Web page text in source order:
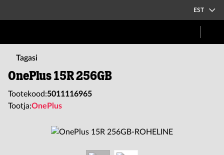
EST
Tagasi
OnePlus 15R 256GB
Tootekood:5011116965
Tootja:OnePlus